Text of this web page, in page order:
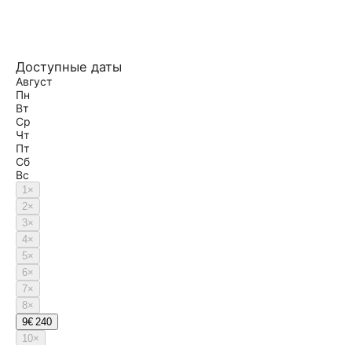
Доступные даты
Август
Пн
Вт
Ср
Чт
Пт
Сб
Вс
1×
2×
3×
4×
5×
6×
7×
8×
9€ 240
10×